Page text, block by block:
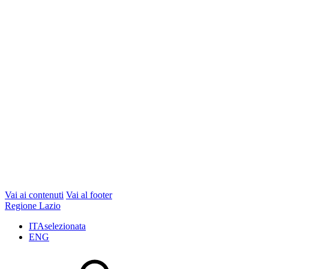
Vai ai contenuti Vai al footer
Regione Lazio
ITAselezionata
ENG